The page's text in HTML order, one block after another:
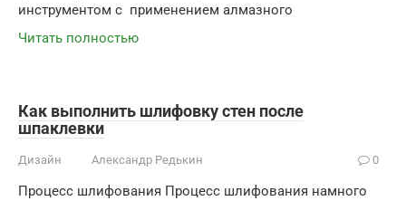
инструментом с применением алмазного
Читать полностью
Как выполнить шлифовку стен после
шпаклевки
Дизайн Александр Редькин 0
Процесс шлифования Процесс шлифования намного